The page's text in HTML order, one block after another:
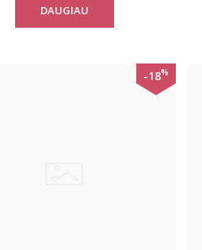
DAUGIAU
-18%